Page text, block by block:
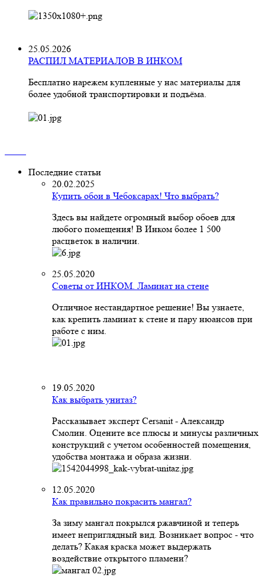
25.05.2026
РАСПИЛ МАТЕРИАЛОВ В ИНКОМ
Бесплатно нарежем купленные у нас материалы для
более удобной транспортировки и подъёма.
Последние статьи
20.02.2025
Купить обои в Чебоксарах! Что выбрать?
Здесь вы найдете огромный выбор обоев для
любого помещения! В Инком более 1 500
расцветок в наличии.
25.05.2020
Советы от ИНКОМ. Ламинат на стене
Отличное нестандартное решение! Вы узнаете,
как крепить ламинат к стене и пару нюансов при
работе с ним.
19.05.2020
Как выбрать унитаз?
Рассказывает эксперт Cersanit - Александр
Смолин. Оцените все плюсы и минусы различных
конструкций с учетом особенностей помещения,
удобства монтажа и образа жизни.
12.05.2020
Как правильно покрасить мангал?
За зиму мангал покрылся ржавчиной и теперь
имеет неприглядный вид. Возникает вопрос - что
делать? Какая краска может выдержать
воздействие открытого пламени?